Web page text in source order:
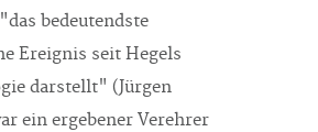
bedeutendste
Ereignis seit Hegels
darstellt" (Jürgen
ein ergebener Verehrer